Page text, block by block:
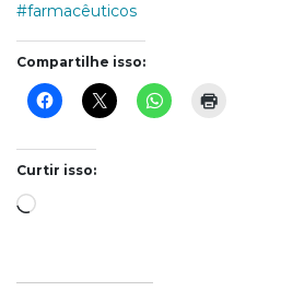
#farmacêuticos
Compartilhe isso:
Curtir isso:
Carregando...